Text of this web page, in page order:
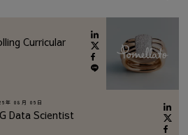
Curricular
年 08月 06日
Data Scientist